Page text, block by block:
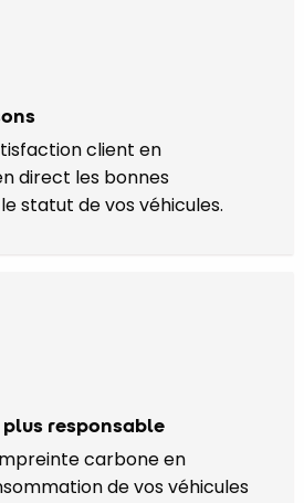
client en
direct les bonnes
statut de vos véhicules.
responsable
carbone en
de vos véhicules